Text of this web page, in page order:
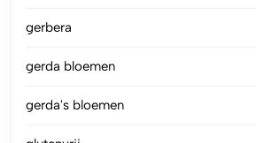
gerbera
gerda bloemen
gerda's bloemen